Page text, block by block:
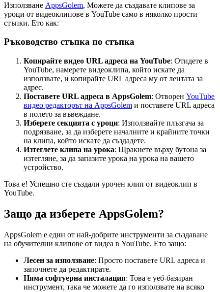
Използване AppsGolem, Можете да създавате клипове за
уроци от видеоклипове в YouTube само в няколко прости
стъпки. Ето как:
Ръководство стъпка по стъпка
Копирайте видео URL адреса на YouTube: Отидете в
YouTube, намерете видеоклипа, който искате да
използвате, и копирайте URL адреса му от лентата за
адрес.
Поставете URL адреса в AppsGolem: Отворен YouTube
видео редакторът на AppsGolem и поставете URL адреса
в полето за въвеждане.
Изберете секцията с уроци: Използвайте плъзгача за
подрязване, за да изберете началните и крайните точки
на клипа, който искате да създадете.
Изтеглете клипа на урока: Щракнете върху бутона за
изтегляне, за да запазите урока на урока на вашето
устройство.
Това е! Успешно сте създали урочен клип от видеоклип в
YouTube.
Защо да изберете AppsGolem?
AppsGolem е един от най-добрите инструменти за създаване
на обучителни клипове от видеа в YouTube. Ето защо:
Лесен за използване: Просто поставете URL адреса и
започнете да редактирате.
Няма софтуерна инсталация: Това е уеб-базиран
инструмент, така че можете да го използвате на всяко